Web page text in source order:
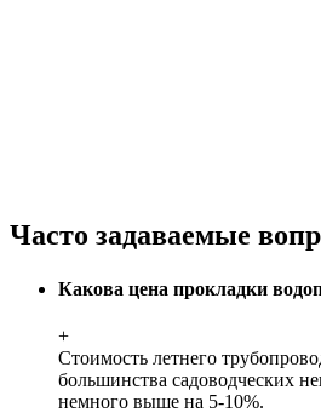
Часто задаваемые
Какова цена прокладки
+
Стоимость летнего
большинства садоводческих
немного выше на 5-10%.